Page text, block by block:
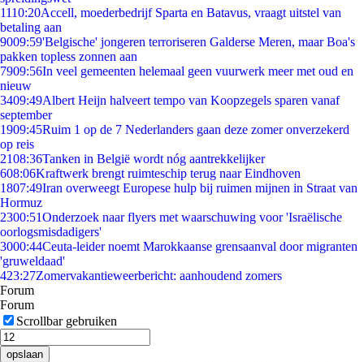
1110:20Accell, moederbedrijf Sparta en Batavus, vraagt uitstel van
betaling aan
9009:59'Belgische' jongeren terroriseren Galderse Meren, maar Boa's
pakken topless zonnen aan
7909:56In veel gemeenten helemaal geen vuurwerk meer met oud en
nieuw
3409:49Albert Heijn halveert tempo van Koopzegels sparen vanaf
september
1909:45Ruim 1 op de 7 Nederlanders gaan deze zomer onverzekerd
op reis
2108:36Tanken in België wordt nóg aantrekkelijker
608:06Kraftwerk brengt ruimteschip terug naar Eindhoven
1807:49Iran overweegt Europese hulp bij ruimen mijnen in Straat van
Hormuz
2300:51Onderzoek naar flyers met waarschuwing voor 'Israëlische
oorlogsmisdadigers'
3000:44Ceuta-leider noemt Marokkaanse grensaanval door migranten
'gruweldaad'
423:27Zomervakantieweerbericht: aanhoudend zomers
Forum
Forum
Scrollbar gebruiken
opslaan